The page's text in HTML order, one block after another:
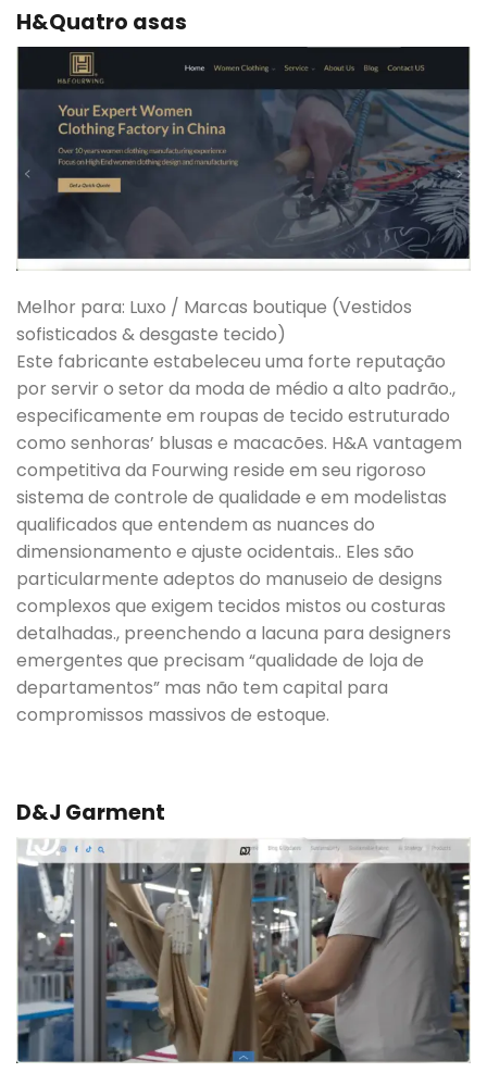
H&Quatro asas
Melhor para: Luxo / Marcas boutique (Vestidos
sofisticados & desgaste tecido)
Este fabricante estabeleceu uma forte reputação
por servir o setor da moda de médio a alto padrão.,
especificamente em roupas de tecido estruturado
como senhoras’ blusas e macacões. H&A vantagem
competitiva da Fourwing reside em seu rigoroso
sistema de controle de qualidade e em modelistas
qualificados que entendem as nuances do
dimensionamento e ajuste ocidentais.. Eles são
particularmente adeptos do manuseio de designs
complexos que exigem tecidos mistos ou costuras
detalhadas., preenchendo a lacuna para designers
emergentes que precisam “qualidade de loja de
departamentos” mas não tem capital para
compromissos massivos de estoque.
D&J Garment